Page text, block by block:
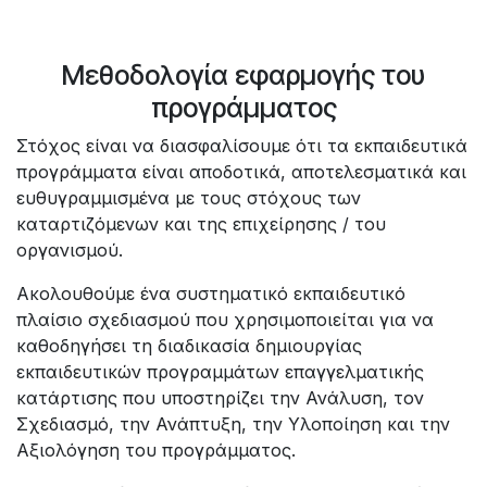
Μεθοδολογία εφαρμογής του
προγράμματος
Στόχος είναι να διασφαλίσουμε ότι τα εκπαιδευτικά
προγράμματα είναι αποδοτικά, αποτελεσματικά και
ευθυγραμμισμένα με τους στόχους των
καταρτιζόμενων και της επιχείρησης / του
οργανισμού.
Ακολουθούμε ένα συστηματικό εκπαιδευτικό
πλαίσιο σχεδιασμού που χρησιμοποιείται για να
καθοδηγήσει τη διαδικασία δημιουργίας
εκπαιδευτικών προγραμμάτων επαγγελματικής
κατάρτισης που υποστηρίζει την Ανάλυση, τον
Σχεδιασμό, την Ανάπτυξη, την Υλοποίηση και την
Αξιολόγηση του προγράμματος.